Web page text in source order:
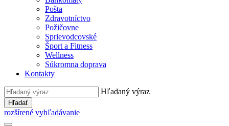
Pošta
Zdravotníctvo
Požičovne
Sprievodcovské
Šport a Fitness
Wellness
Súkromna doprava
Kontakty
Hľadaný výraz
Hľadať
rozšírené vyhľadávanie